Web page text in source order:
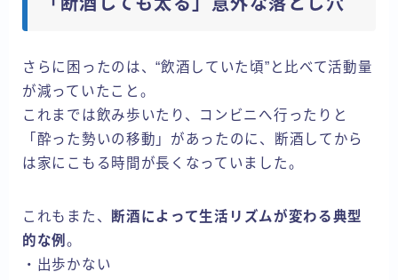
「断酒しても太る」意外な落とし穴
さらに困ったのは、“飲酒していた頃”と比べて活動量
が減っていたこと。
これまでは飲み歩いたり、コンビニへ行ったりと
「酔った勢いの移動」があったのに、断酒してから
は家にこもる時間が長くなっていました。
これもまた、
断酒によって生活リズムが変わる典型
的な例。
・出歩かない